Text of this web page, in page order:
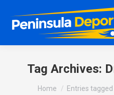
Tag Archives:
You are here:
Home Entries